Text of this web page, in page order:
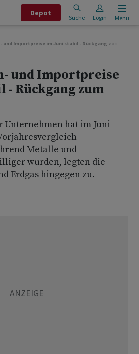
Depot
Suche Login Menu
und Importpreise im Juni stabil - Rückgang zum Vorjahr
und Importpreise
- Rückgang zum
Unternehmen hat im Juni
Metalle und
wurden, legten die
Erdgas hingegen zu.